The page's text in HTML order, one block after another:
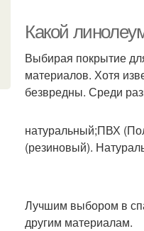
Какой
Выбирая покрытие
материалов. Хотя
безвредны. Среди
натуральный;ПВХ
(резиновый).
Лучшим выбором в
другим материалам.